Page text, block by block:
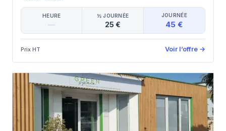
HEURE
—
½ JOURNÉE
25 €
JOURNÉE
45 €
Prix HT Voir l’offre →